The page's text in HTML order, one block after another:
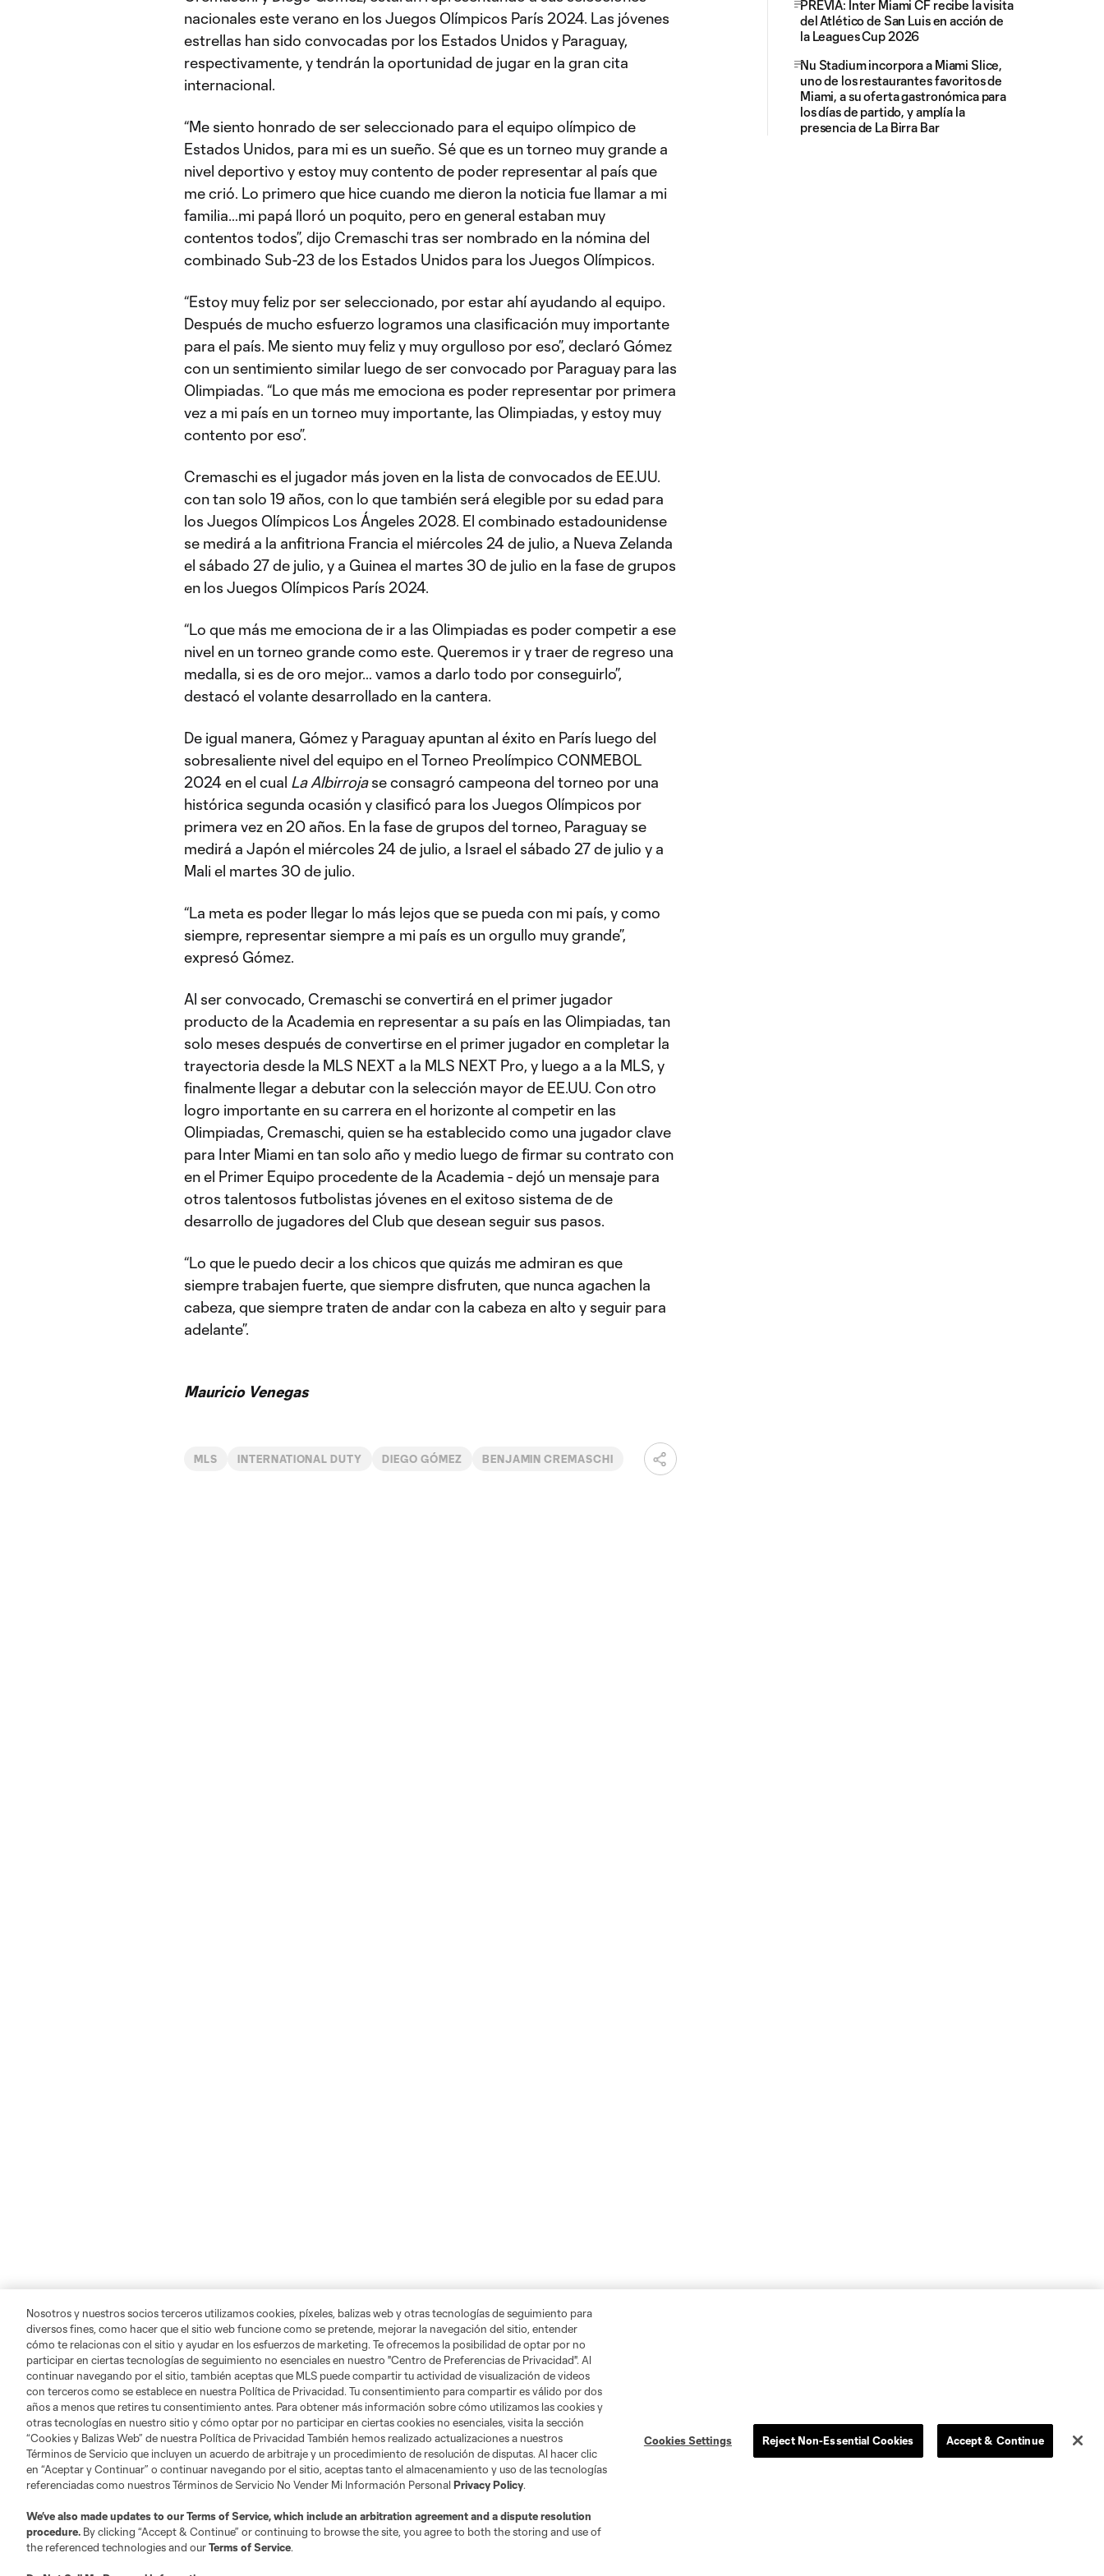
nacionales este verano en los Juegos Olímpicos París 2024. Las jóvenes
estrellas han sido convocadas por los Estados Unidos y Paraguay,
respectivamente, y tendrán la oportunidad de jugar en la gran cita
internacional.
“Me siento honrado de ser seleccionado para el equipo olímpico de
Estados Unidos, para mi es un sueño. Sé que es un torneo muy grande a
nivel deportivo y estoy muy contento de poder representar al país que
me crió. Lo primero que hice cuando me dieron la noticia fue llamar a mi
familia…mi papá lloró un poquito, pero en general estaban muy
contentos todos”, dijo Cremaschi tras ser nombrado en la nómina del
combinado Sub-23 de los Estados Unidos para los Juegos Olímpicos.
“Estoy muy feliz por ser seleccionado, por estar ahí ayudando al equipo.
Después de mucho esfuerzo logramos una clasificación muy importante
para el país. Me siento muy feliz y muy orgulloso por eso”, declaró Gómez
con un sentimiento similar luego de ser convocado por Paraguay para las
Olimpiadas. “Lo que más me emociona es poder representar por primera
vez a mi país en un torneo muy importante, las Olimpiadas, y estoy muy
contento por eso”.
Cremaschi es el jugador más joven en la lista de convocados de EE.UU.
con tan solo 19 años, con lo que también será elegible por su edad para
los Juegos Olímpicos Los Ángeles 2028. El combinado estadounidense
se medirá a la anfitriona Francia el miércoles 24 de julio, a Nueva Zelanda
el sábado 27 de julio, y a Guinea el martes 30 de julio en la fase de grupos
en los Juegos Olímpicos París 2024.
“Lo que más me emociona de ir a las Olimpiadas es poder competir a ese
nivel en un torneo grande como este. Queremos ir y traer de regreso una
medalla, si es de oro mejor… vamos a darlo todo por conseguirlo”,
destacó el volante desarrollado en la cantera.
De igual manera, Gómez y Paraguay apuntan al éxito en París luego del
sobresaliente nivel del equipo en el Torneo Preolímpico CONMEBOL
2024 en el cual La Albirrojase consagró campeona del torneo por una
histórica segunda ocasión y clasificó para los Juegos Olímpicos por
primera vez en 20 años. En la fase de grupos del torneo, Paraguay se
medirá a Japón el miércoles 24 de julio, a Israel el sábado 27 de julio y a
Mali el martes 30 de julio.
“La meta es poder llegar lo más lejos que se pueda con mi país, y como
siempre, representar siempre a mi país es un orgullo muy grande”,
expresó Gómez.
Al ser convocado, Cremaschi se convertirá en el primer jugador
producto de la Academia en representar a su país en las Olimpiadas, tan
solo meses después de convertirse en el primer jugador en completar la
trayectoria desde la MLS NEXT a la MLS NEXT Pro, y luego a a la MLS, y
finalmente llegar a debutar con la selección mayor de EE.UU. Con otro
logro importante en su carrera en el horizonte al competir en las
Olimpiadas, Cremaschi, quien se ha establecido como una jugador clave
para Inter Miami en tan solo año y medio luego de firmar su contrato con
en el Primer Equipo procedente de la Academia - dejó un mensaje para
otros talentosos futbolistas jóvenes en el exitoso sistema de de
desarrollo de jugadores del Club que desean seguir sus pasos.
“Lo que le puedo decir a los chicos que quizás me admiran es que
siempre trabajen fuerte, que siempre disfruten, que nunca agachen la
cabeza, que siempre traten de andar con la cabeza en alto y seguir para
adelante”.
Mauricio Venegas
MLS INTERNATIONAL DUTY DIEGO GÓMEZ BENJAMIN CREMASCHI
PREVIA: Inter Miami CF recibe la visita
del Atlético de San Luis en acción de
la Leagues Cup 2026
Nu Stadium incorpora a Miami Slice,
uno de los restaurantes favoritos de
Miami, a su oferta gastronómica para
los días de partido, y amplía la
presencia de La Birra Bar
Nosotros y nuestros socios terceros utilizamos cookies, píxeles, balizas web y otras tecnologías de seguimiento para
diversos fines, como hacer que el sitio web funcione como se pretende, mejorar la navegación del sitio, entender
cómo te relacionas con el sitio y ayudar en los esfuerzos de marketing. Te ofrecemos la posibilidad de optar por no
participar en ciertas tecnologías de seguimiento no esenciales en nuestro "Centro de Preferencias de Privacidad". Al
continuar navegando por el sitio, también aceptas que MLS puede compartir tu actividad de visualización de videos
con terceros como se establece en nuestra Política de Privacidad. Tu consentimiento para compartir es válido por dos
años a menos que retires tu consentimiento antes. Para obtener más información sobre cómo utilizamos las cookies y
otras tecnologías en nuestro sitio y cómo optar por no participar en ciertas cookies no esenciales, visita la sección
“Cookies y Balizas Web” de nuestra Política de Privacidad También hemos realizado actualizaciones a nuestros
Términos de Servicio que incluyen un acuerdo de arbitraje y un procedimiento de resolución de disputas. Al hacer clic
en “Aceptar y Continuar” o continuar navegando por el sitio, aceptas tanto el almacenamiento y uso de las tecnologías
referenciadas como nuestros Términos de Servicio No Vender Mi Información Personal Privacy Policy.
We’ve also made updates to ourTerms of Service, which include an arbitration agreement and a dispute resolution
procedure. By clicking “Accept & Continue” or continuing to browse the site, you agree to both the storing and use of
the referenced technologies and ourTerms of Service.
Cookies Settings Reject Non-Essential Cookies Accept & Continue